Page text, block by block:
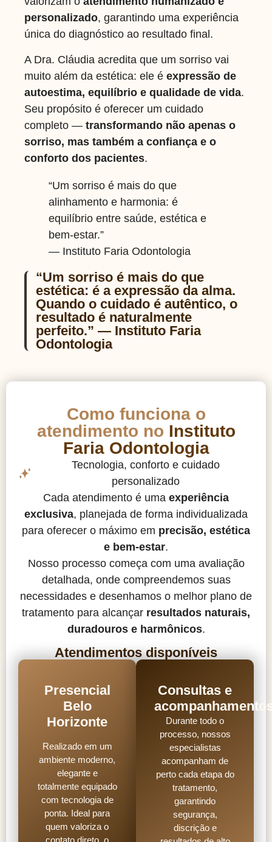
personalizado, garantindo uma experiência
única do diagnóstico ao resultado final.
A Dra. Cláudia acredita que um sorriso vai
muito além da estética: ele é expressão de
autoestima, equilíbrio e qualidade de vida.
Seu propósito é oferecer um cuidado
completo — transformando não apenas o
sorriso, mas também a confiança e o
conforto dos pacientes.
“Um sorriso é mais do que
alinhamento e harmonia: é
equilíbrio entre saúde, estética e
bem-estar.”
— Instituto Faria Odontologia
“Um sorriso é mais do que
estética: é a expressão da alma.
Quando o cuidado é autêntico, o
resultado é naturalmente
perfeito.” — Instituto Faria
Odontologia
Como funciona o
atendimento no Instituto
Faria Odontologia
Tecnologia, conforto e cuidado
personalizado
Cada atendimento é uma experiência
exclusiva, planejada de forma individualizada
para oferecer o máximo em precisão, estética
e bem-estar.
Nosso processo começa com uma avaliação
detalhada, onde compreendemos suas
necessidades e desenhamos o melhor plano de
tratamento para alcançar resultados naturais,
duradouros e harmônicos.
Atendimentos disponíveis
Presencial
Belo
Horizonte
Realizado em um
ambiente moderno,
elegante e
totalmente equipado
com tecnologia de
ponta. Ideal para
quem valoriza o
contato direto, o
Consultas e
Durante todo o
processo, nossos
especialistas
acompanham de
perto cada etapa do
tratamento,
garantindo
segurança,
discrição e